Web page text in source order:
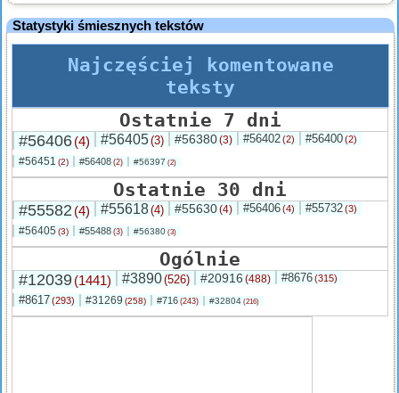
Statystyki śmiesznych tekstów
Najczęściej komentowane
teksty
Ostatnie 7 dni
#56406(4) #56405(3) #56380(3) #56402(2) #56400(2)
#56451 (2) #56408 (2) #56397 (2)
Ostatnie 30 dni
#55582 (4) #55618(4) #55630(4) #56406(4) #55732(3)
#56405 (3) #55488 (3) #56380 (3)
Ogólnie
#12039(1441) #3890(526) #20916 (488) #8676(315)
#8617(293) #31269 (258) #716 (243) #32804 (216)